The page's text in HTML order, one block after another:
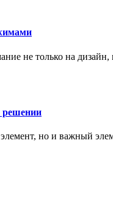
не только на дизайн,
решении
но и важный